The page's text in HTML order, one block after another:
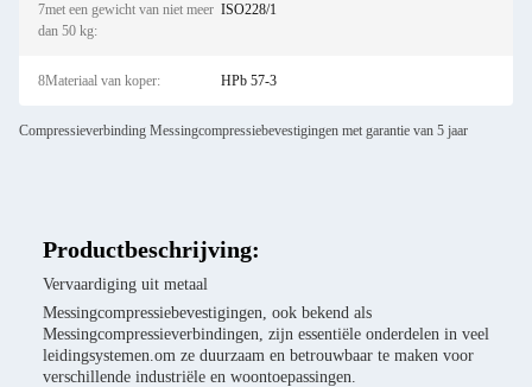
7met een gewicht van niet meer
dan 50 kg:
ISO228/1
8Materiaal van koper: HPb 57-3
Compressieverbinding Messingcompressiebevestigingen met garantie van 5 jaar
Productbeschrijving:
Vervaardiging uit metaal
Messingcompressiebevestigingen, ook bekend als
Messingcompressieverbindingen, zijn essentiële onderdelen in veel
leidingsystemen.om ze duurzaam en betrouwbaar te maken voor
verschillende industriële en woontoepassingen.